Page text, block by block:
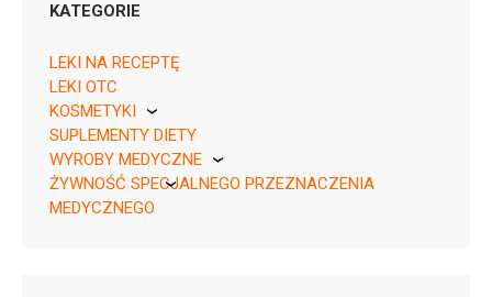
05909991522889 ¦ Lz ¦ 151507
1 fiolka
KATEGORIE
LEKI NA RECEPTĘ
LEKI OTC
KOSMETYKI
Pierre Fabre
SUPLEMENTY DIETY
WYROBY MEDYCZNE
KikGel
ŻYWNOŚĆ SPECJALNEGO PRZEZNACZENIA
MEDYCZNEGO